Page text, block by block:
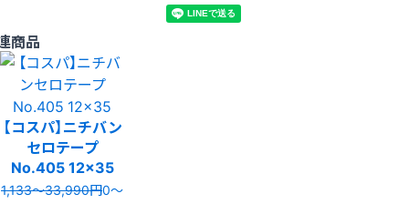
商品
【コスパ】ニチバン
セロテープ
No.405 12x35
1,133〜33,990円0〜